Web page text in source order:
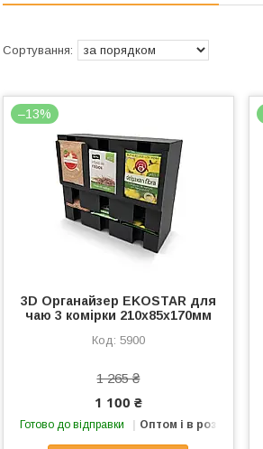
–13%
3D Органайзер EKOSTAR для
чаю 3 комірки 210x85x170мм
5900
1 265 ₴
1 100 ₴
Готово до відправки Оптом і в роздріб